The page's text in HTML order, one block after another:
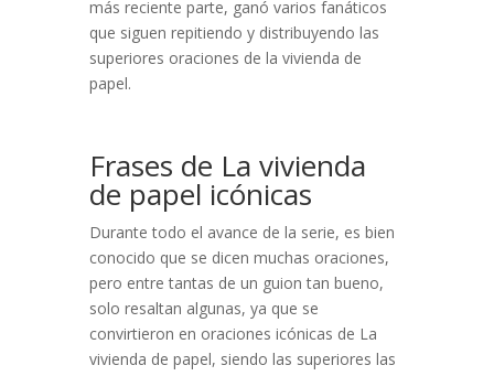
más reciente parte, ganó varios fanáticos
que siguen repitiendo y distribuyendo las
superiores oraciones de la vivienda de
papel.
Frases de La vivienda
de papel icónicas
Durante todo el avance de la serie, es bien
conocido que se dicen muchas oraciones,
pero entre tantas de un guion tan bueno,
solo resaltan algunas, ya que se
convirtieron en oraciones icónicas de La
vivienda de papel, siendo las superiores las